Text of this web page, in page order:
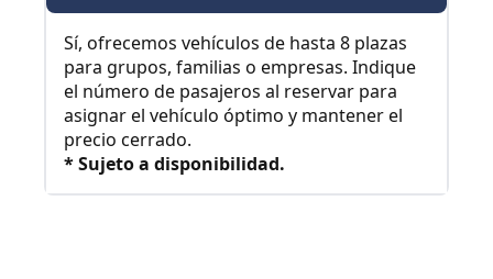
Sí, ofrecemos vehículos de hasta 8 plazas
para grupos, familias o empresas. Indique
el número de pasajeros al reservar para
asignar el vehículo óptimo y mantener el
precio cerrado.
* Sujeto a disponibilidad.